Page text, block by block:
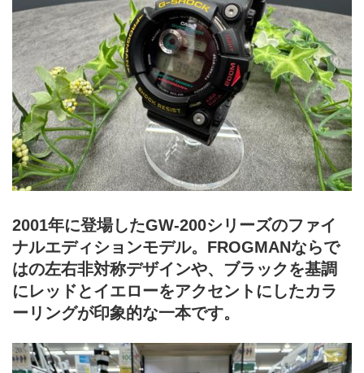
2001年に登場したGW-200シリーズのファイ
ナルエディションモデル。FROGMANならで
はの左右非対称デザインや、ブラックを基調
にレッドとイエローをアクセントにしたカラ
ーリングが印象的な一本です。